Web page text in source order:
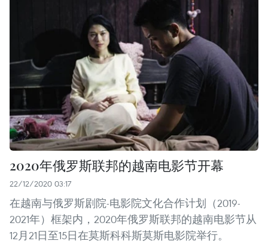
2020年俄罗斯联邦的越南电影节开幕
22/12/2020 03:17
在越南与俄罗斯剧院-电影院文化合作计划（2019-
2021年）框架内，2020年俄罗斯联邦的越南电影节从
12月21日至15日在莫斯科科斯莫斯电影院举行。